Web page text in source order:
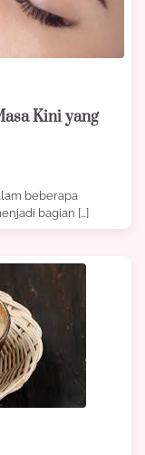
Kini yang
beberapa
bagian […]